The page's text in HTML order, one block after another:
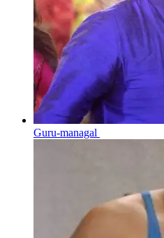
Guru-managal